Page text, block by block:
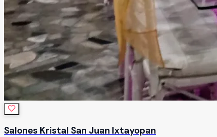
Salones Kristal San Juan Ixtayopan